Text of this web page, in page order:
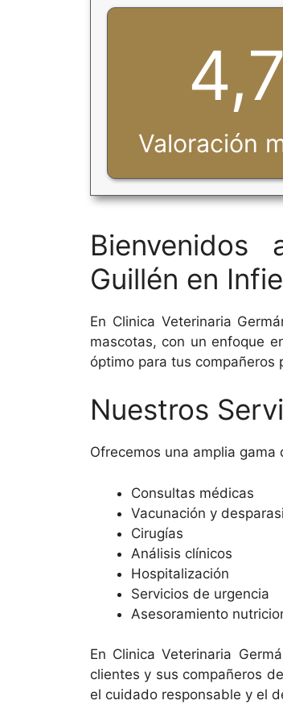
4,7
Valoración
Bienvenidos
Guillén en
En Clinica Veterinaria
mascotas, con un enfoque
óptimo para tus compañeros
Nuestros
Ofrecemos una amplia
Consultas médicas
Vacunación y
Cirugías
Análisis clínicos
Hospitalización
Servicios de urgencia
Asesoramiento
En Clinica Veterinaria
clientes y sus compañeros
el cuidado responsable y el